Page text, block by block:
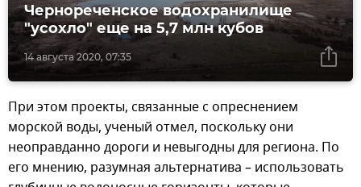
14 августа 2020, 07:35
Чернореченское водохранилище
"усохло" еще на 5,7 млн кубов
При этом проекты, связанные с опреснением
морской воды, ученый отмел, поскольку они
неоправданно дороги и невыгодны для региона. По
его мнению, разумная альтернатива – использовать